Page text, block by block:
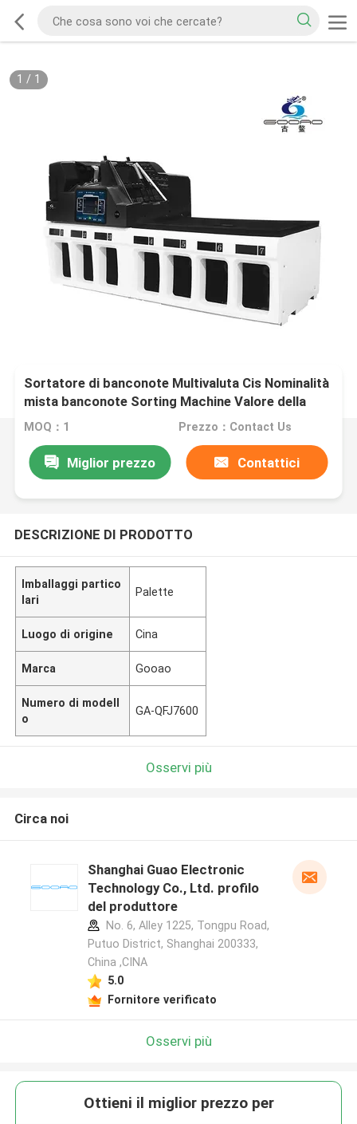
1 / 1
Sortatore di banconote Multivaluta Cis Nominalità
mista banconote Sorting Machine Valore della
bolletta Contagliere di denaro Mixbanknote sorter
MOQ：1 Prezzo：Contact Us
Miglior prezzo Contattici
DESCRIZIONE DI PRODOTTO
Imballaggi partico
lari
Palette
Luogo di origine Cina
Marca Gooao
Numero di modell
o
GA-QFJ7600
Osservi più
Circa noi
Shanghai Guao Electronic
Technology Co., Ltd. profilo
del produttore
No. 6, Alley 1225, Tongpu Road,
Putuo District, Shanghai 200333,
China ,CINA
5.0
Fornitore verificato
Osservi più
Ottieni il miglior prezzo per